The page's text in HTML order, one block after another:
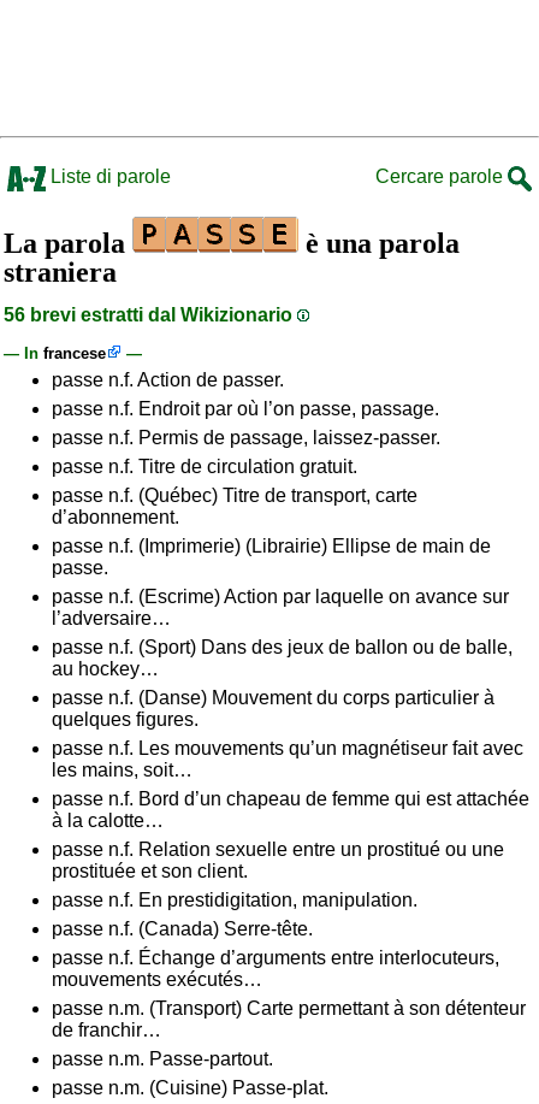
Liste di parole Cercare parole
La parola
è una parola
straniera
56 brevi estratti dal Wikizionario
— In francese —
passe n.f. Action de passer.
passe n.f. Endroit par où l’on passe, passage.
passe n.f. Permis de passage, laissez-passer.
passe n.f. Titre de circulation gratuit.
passe n.f. (Québec) Titre de transport, carte
d’abonnement.
passe n.f. (Imprimerie) (Librairie) Ellipse de main de
passe.
passe n.f. (Escrime) Action par laquelle on avance sur
l’adversaire…
passe n.f. (Sport) Dans des jeux de ballon ou de balle,
au hockey…
passe n.f. (Danse) Mouvement du corps particulier à
quelques figures.
passe n.f. Les mouvements qu’un magnétiseur fait avec
les mains, soit…
passe n.f. Bord d’un chapeau de femme qui est attachée
à la calotte…
passe n.f. Relation sexuelle entre un prostitué ou une
prostituée et son client.
passe n.f. En prestidigitation, manipulation.
passe n.f. (Canada) Serre-tête.
passe n.f. Échange d’arguments entre interlocuteurs,
mouvements exécutés…
passe n.m. (Transport) Carte permettant à son détenteur
de franchir…
passe n.m. Passe-partout.
passe n.m. (Cuisine) Passe-plat.